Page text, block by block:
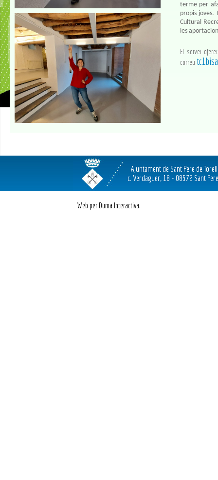
terme per
propis joves.
Cultural
les
El servei
correu
Ajuntament de Sant Pere de
c. Verdaguer, 18 - 08572 Sant
Web per Duma Interactiva.